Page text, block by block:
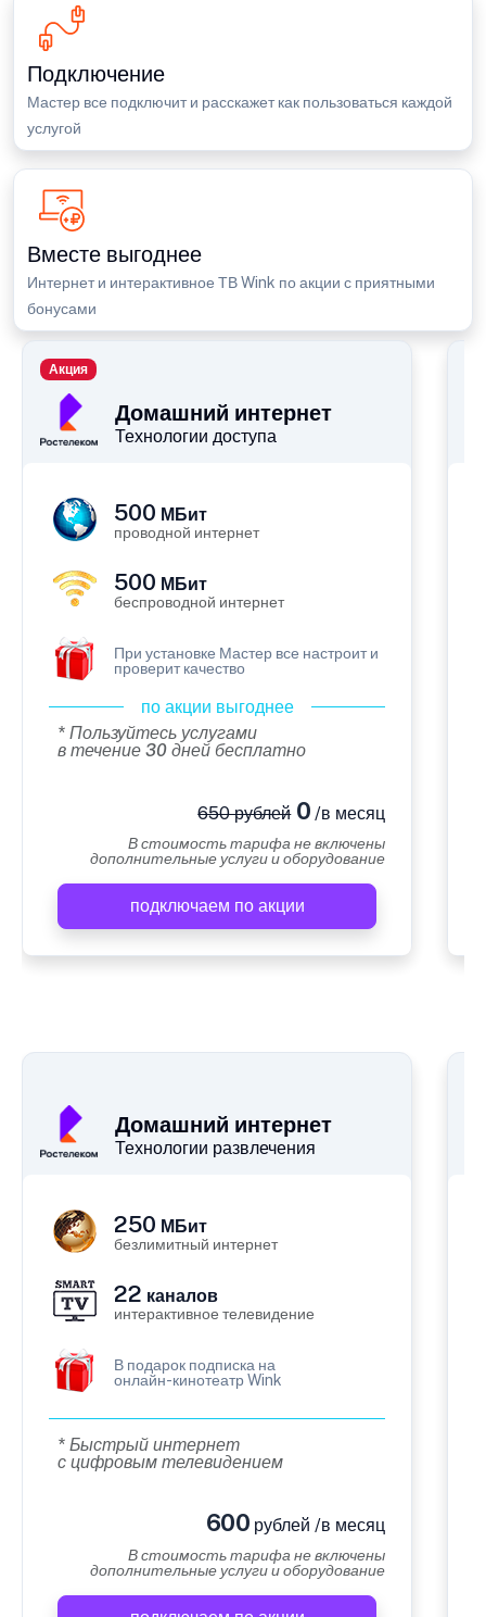
Подключение
Мастер все подключит и расскажет как пользоваться каждой
услугой
Вместе выгоднее
Интернет и интерактивное ТВ Wink по акции с приятными
бонусами
Домашний интернет
Технологии доступа
Акция
500 МБит
проводной интернет
500 МБит
беспроводной интернет
При установке Мастер все настроит и
проверит качество
по акции выгоднее
* Пользуйтесь услугами
в течение 30 дней бесплатно
650 рублей0 /в месяц
В стоимость тарифа не включены
дополнительные услуги и оборудование
подключаем по акции
Домашний интернет
Технологии развлечения
250 МБит
безлимитный интернет
22 каналов
интерактивное телевидение
В подарок подписка на
онлайн-кинотеатр Wink
* Быстрый интернет
с цифровым телевидением
600 рублей /в месяц
В стоимость тарифа не включены
дополнительные услуги и оборудование